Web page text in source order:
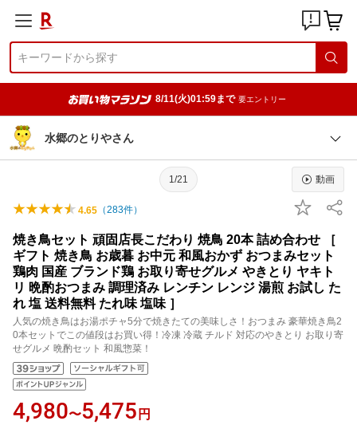
8/11(火)01:59まで 要エントリー
水郷のとりやさん
1/21 動画
4.65 （283件）
焼き鳥セット 頑固店長こだわり 焼鳥 20本 詰め合わせ ［
ギフト 焼き鳥 お歳暮 お中元 和風おかず おつまみセット
鶏肉 国産 ブランド鶏 お取り寄せグルメ やきとり ヤキト
リ 晩酌おつまみ 調理済み レンチン レンジ 湯煎 お試し た
れ 塩 送料無料 たれ味 塩味 ］
人気の焼き鳥はお湯ポチャ5分で焼きたての美味しさ！おつまみ 豪華焼き鳥2
0本セットでこの値段はお買い得！冷凍 冷蔵 チルド 対応のやきとり お取り寄
せグルメ 晩酌セット 和風惣菜！
4,980〜5,475 円